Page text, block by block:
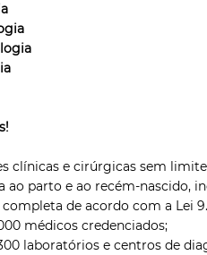
clínicas e cirúrgicas sem
ao parto e ao recém-nascido,
de acordo com a Lei
médicos credenciados;
laboratórios e centros de